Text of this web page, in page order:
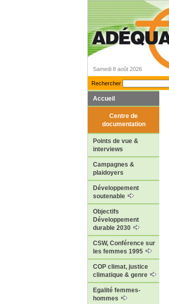
Samedi 8 août 2026
Rechercher
Accueil
Centre de
documentation
Points de vue &
interviews
Campagnes &
plaidoyers
Développement
soutenable
Objectifs
Développement
durable 2030
CSW, Conférence sur
les femmes 1995
COP climat, justice
climatique & genre
Egalité femmes-
hommes